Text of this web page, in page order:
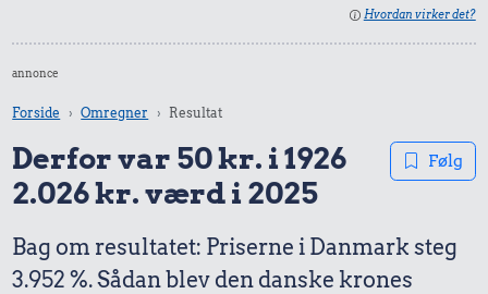
Hvordan virker det?
annonce
Forside Omregner Resultat
Derfor var 50 kr. i 1926
2.026 kr. værd i 2025
Følg
Bag om resultatet: Priserne i Danmark steg
3.952 %. Sådan blev den danske krones